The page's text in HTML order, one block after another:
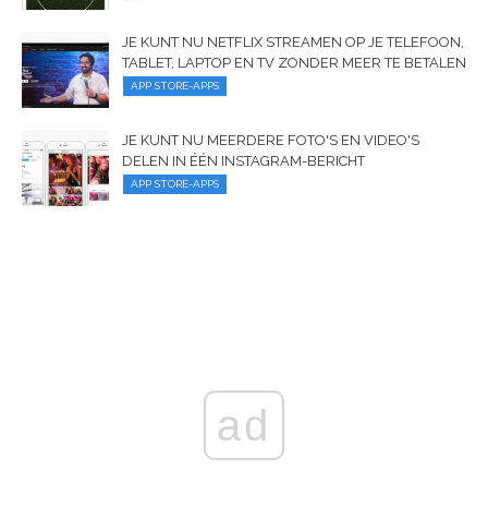
JE KUNT NU NETFLIX STREAMEN OP JE TELEFOON,
TABLET, LAPTOP EN TV ZONDER MEER TE BETALEN
APP STORE-APPS
JE KUNT NU MEERDERE FOTO'S EN VIDEO'S
DELEN IN ÉÉN INSTAGRAM-BERICHT
APP STORE-APPS
ad